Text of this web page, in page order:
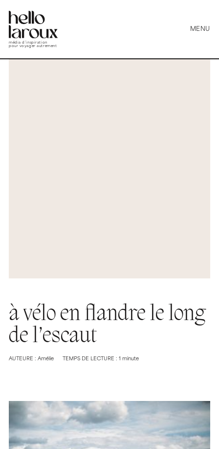
média d’inspiration
pour voyager autrement
MENU
à vélo en flandre le long
de l’escaut
AUTEURE : Amélie TEMPS DE LECTURE : 1 minute